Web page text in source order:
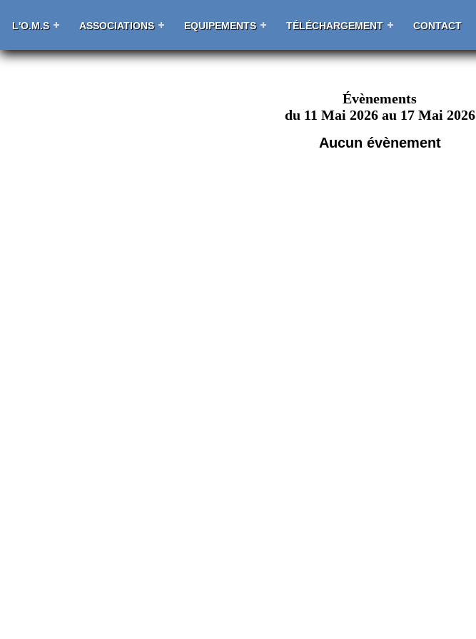
L'O.M.S ASSOCIATIONS EQUIPEMENTS TÉLÉCHARGEMENT CONTACT
Évènements
du 11 Mai 2026 au 17 Mai 2026
Aucun évènement